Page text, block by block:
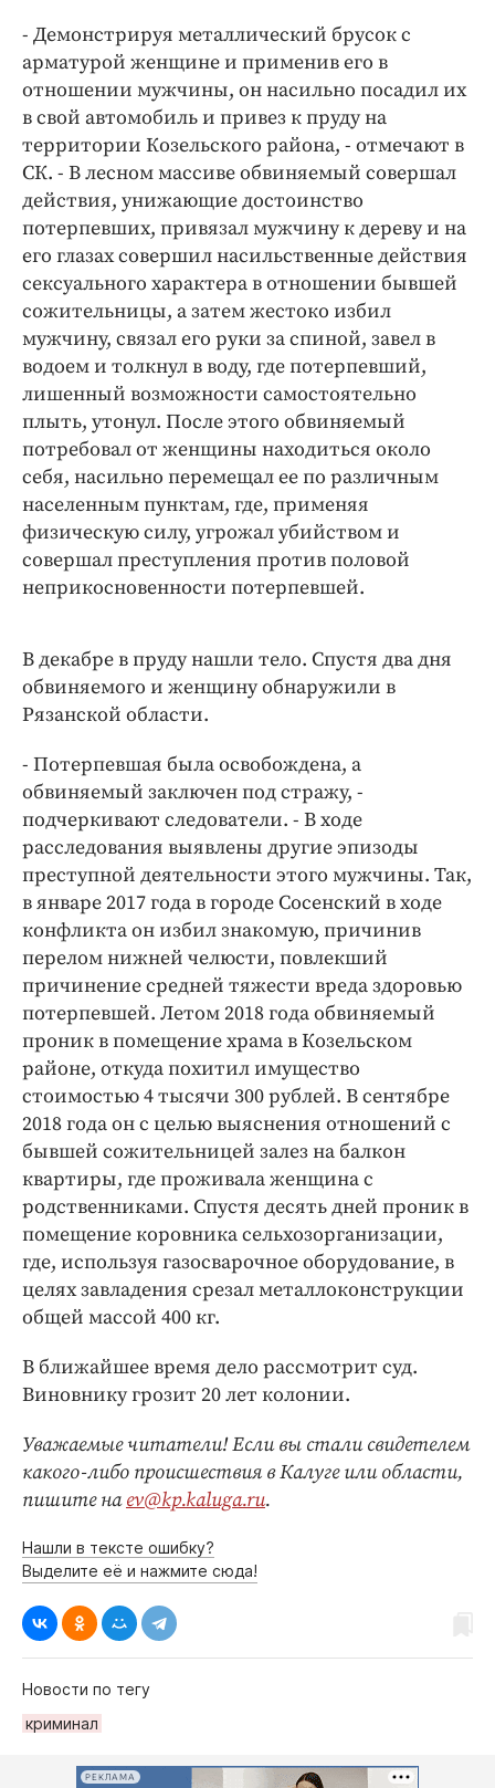
- Демонстрируя металлический брусок с
арматурой женщине и применив его в
отношении мужчины, он насильно посадил их
в свой автомобиль и привез к пруду на
территории Козельского района, - отмечают в
СК. - В лесном массиве обвиняемый совершал
действия, унижающие достоинство
потерпевших, привязал мужчину к дереву и на
его глазах совершил насильственные действия
сексуального характера в отношении бывшей
сожительницы, а затем жестоко избил
мужчину, связал его руки за спиной, завел в
водоем и толкнул в воду, где потерпевший,
лишенный возможности самостоятельно
плыть, утонул. После этого обвиняемый
потребовал от женщины находиться около
себя, насильно перемещал ее по различным
населенным пунктам, где, применяя
физическую силу, угрожал убийством и
совершал преступления против половой
неприкосновенности потерпевшей.
В декабре в пруду нашли тело. Спустя два дня
обвиняемого и женщину обнаружили в
Рязанской области.
- Потерпевшая была освобождена, а
обвиняемый заключен под стражу, -
подчеркивают следователи. - В ходе
расследования выявлены другие эпизоды
преступной деятельности этого мужчины. Так,
в январе 2017 года в городе Сосенский в ходе
конфликта он избил знакомую, причинив
перелом нижней челюсти, повлекший
причинение средней тяжести вреда здоровью
потерпевшей. Летом 2018 года обвиняемый
проник в помещение храма в Козельском
районе, откуда похитил имущество
стоимостью 4 тысячи 300 рублей. В сентябре
2018 года он с целью выяснения отношений с
бывшей сожительницей залез на балкон
квартиры, где проживала женщина с
родственниками. Спустя десять дней проник в
помещение коровника сельхозорганизации,
где, используя газосварочное оборудование, в
целях завладения срезал металлоконструкции
общей массой 400 кг.
В ближайшее время дело рассмотрит суд.
Виновнику грозит 20 лет колонии.
Уважаемые читатели! Если вы стали свидетелем
какого-либо происшествия в Калуге или области,
пишите наev@kp.kaluga.ru.
Нашли в тексте ошибку?
Выделите её и нажмите сюда!
Новости по тегу
криминал
РЕКЛАМА